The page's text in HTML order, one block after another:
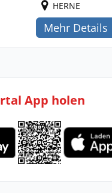
HERNE
Mehr Details
App holen